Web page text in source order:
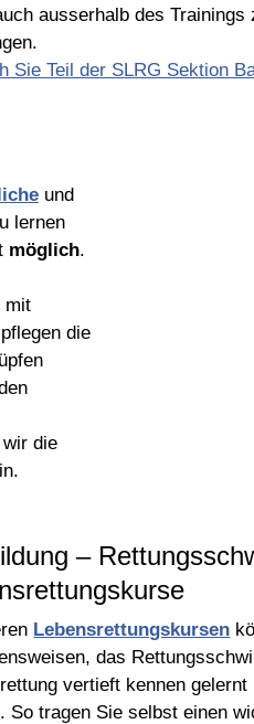
ausserhalb des Trainings
Sie Teil der SLRG Sektion
und
lernen
möglich.
mit
die
die
–
Lebensrettungskursen
das
vertieft kennen gelernt
So tragen Sie selbst einen